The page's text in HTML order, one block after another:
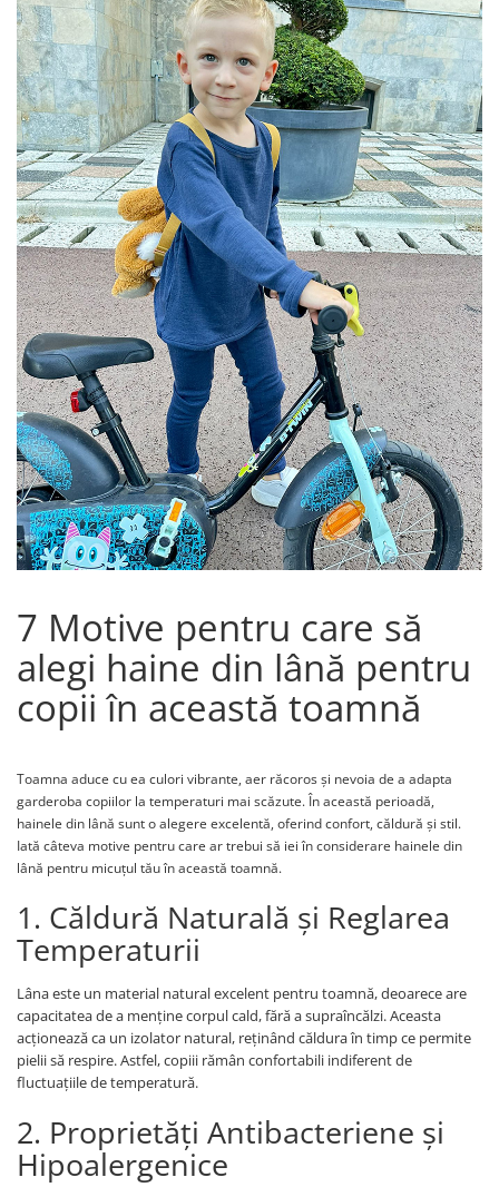
7 Motive pentru care să
alegi haine din lână pentru
copii în această toamnă
Toamna aduce cu ea culori vibrante, aer răcoros și nevoia de a adapta
garderoba copiilor la temperaturi mai scăzute. În această perioadă,
hainele din lână sunt o alegere excelentă, oferind confort, căldură și stil.
Iată câteva motive pentru care ar trebui să iei în considerare hainele din
lână pentru micuțul tău în această toamnă.
1. Căldură Naturală și Reglarea
Temperaturii
Lâna este un material natural excelent pentru toamnă, deoarece are
capacitatea de a menține corpul cald, fără a supraîncălzi. Aceasta
acționează ca un izolator natural, reținând căldura în timp ce permite
pielii să respire. Astfel, copiii rămân confortabili indiferent de
fluctuațiile de temperatură.
2. Proprietăți Antibacteriene și
Hipoalergenice